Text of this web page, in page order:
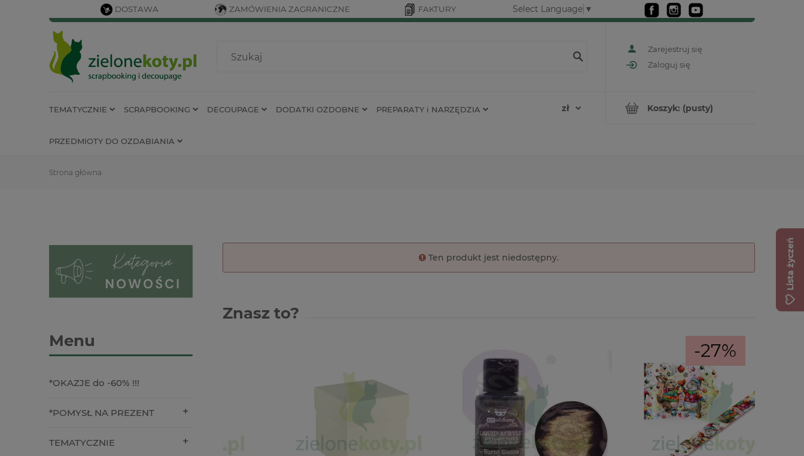
DOSTAWA ZAMÓWIENIA ZAGRANICZNE FAKTURY Select Language ▼
Zarejestruj się
Zaloguj się
Koszyk: (pusty)
TEMATYCZNIE SCRAPBOOKING DECOUPAGE DODATKI OZDOBNE PREPARATY i NARZĘDZIA
PRZEDMIOTY DO OZDABIANIA
Strona główna
Menu
*OKAZJE do -60% !!!
*POMYSŁ NA PREZENT
TEMATYCZNIE
Ten produkt jest niedostępny.
Znasz to?
Lista życzeń